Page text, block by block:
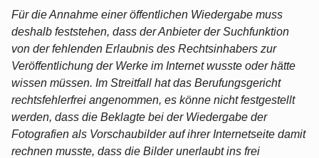
Für die Annahme einer öffentlichen Wiedergabe muss
deshalb feststehen, dass der Anbieter der Suchfunktion
von der fehlenden Erlaubnis des Rechtsinhabers zur
Veröffentlichung der Werke im Internet wusste oder hätte
wissen müssen. Im Streitfall hat das Berufungsgericht
rechtsfehlerfrei angenommen, es könne nicht festgestellt
werden, dass die Beklagte bei der Wiedergabe der
Fotografien als Vorschaubilder auf ihrer Internetseite damit
rechnen musste, dass die Bilder unerlaubt ins frei